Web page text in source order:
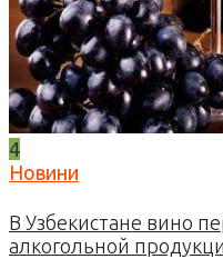
4
Новини
В Узбекистане вино
алкогольной